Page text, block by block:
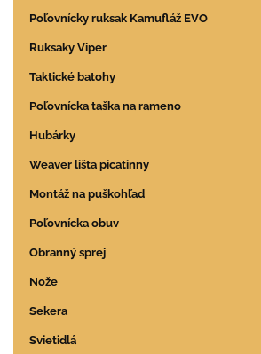
Poľovnícky ruksak Kamufláž EVO
Ruksaky Viper
Taktické batohy
Poľovnícka taška na rameno
Hubárky
Weaver lišta picatinny
Montáž na puškohľad
Poľovnícka obuv
Obranný sprej
Nože
Sekera
Svietidlá